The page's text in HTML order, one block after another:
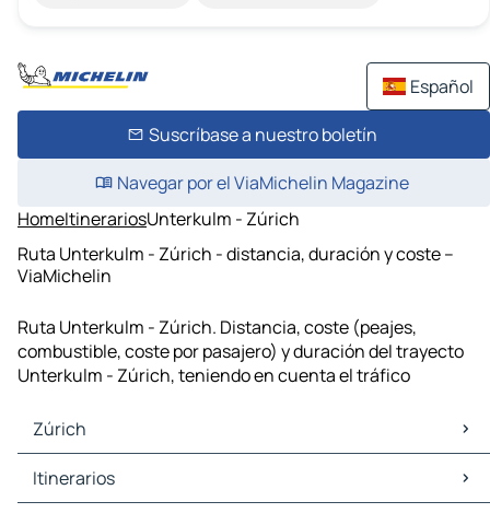
Español
Suscríbase a nuestro boletín
Navegar por el ViaMichelin Magazine
HomeItinerariosUnterkulm - Zúrich
Ruta Unterkulm - Zúrich - distancia, duración y coste –
ViaMichelin
Ruta Unterkulm - Zúrich. Distancia, coste (peajes,
combustible, coste por pasajero) y duración del trayecto
Unterkulm - Zúrich, teniendo en cuenta el tráfico
Zúrich
Zúrich Mapas Planos
Zúrich Trafico
Itinerarios